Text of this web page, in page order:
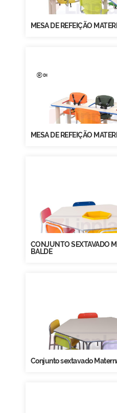
MESA DE REFEIÇÃO
MESA DE REFEIÇÃO
CONJUNTO SEXTAVADO
BALDE
Conjunto sextavado